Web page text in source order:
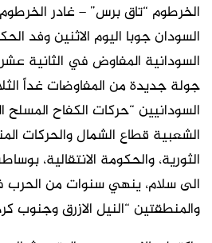
الخرطوم “تاق برس” – غادر
السودان جوبا اليوم الاثنين وفد
السودانية المفاوض في الثانية
جولة جديدة من المفاوضات غداً
السودانيين “حركات الكفاح
الشعبية قطاع الشمال والحركات
الثورية، والحكومة الانتقالية،
الى سلام، ينهي سنوات من الحرب
والمنطقتين “النيل الازرق وجنوب